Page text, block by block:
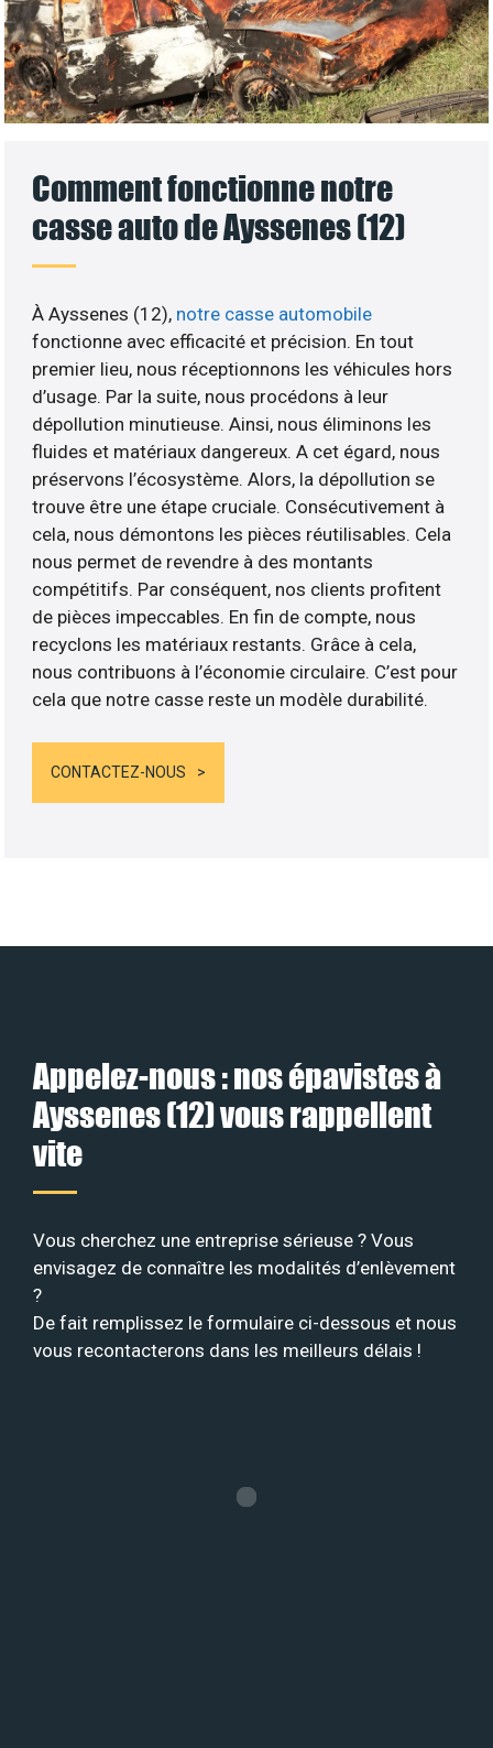
Comment fonctionne notre
casse auto de Ayssenes (12)
À Ayssenes (12), notre casse automobile
fonctionne avec efficacité et précision. En tout
premier lieu, nous réceptionnons les véhicules hors
d’usage. Par la suite, nous procédons à leur
dépollution minutieuse. Ainsi, nous éliminons les
fluides et matériaux dangereux. A cet égard, nous
préservons l’écosystème. Alors, la dépollution se
trouve être une étape cruciale. Consécutivement à
cela, nous démontons les pièces réutilisables. Cela
nous permet de revendre à des montants
compétitifs. Par conséquent, nos clients profitent
de pièces impeccables. En fin de compte, nous
recyclons les matériaux restants. Grâce à cela,
nous contribuons à l’économie circulaire. C’est pour
cela que notre casse reste un modèle durabilité.
CONTACTEZ-NOUS
Appelez-nous : nos épavistes à
Ayssenes (12) vous rappellent
vite
Vous cherchez une entreprise sérieuse ? Vous
envisagez de connaître les modalités d’enlèvement
?
De fait remplissez le formulaire ci-dessous et nous
vous recontacterons dans les meilleurs délais !